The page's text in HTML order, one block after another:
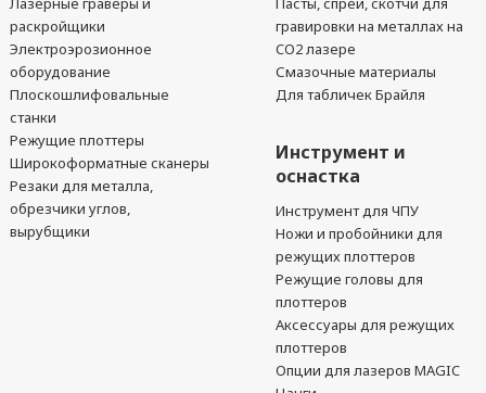
раскройщики
Электроэрозионное
оборудование
Плоскошлифовальные
станки
Режущие плоттеры
Широкоформатные сканеры
Резаки для металла,
обрезчики углов,
вырубщики
гравировки на металлах на
CO2 лазере
Смазочные материалы
Для табличек Брайля
Инструмент и
оснастка
Инструмент для ЧПУ
Ножи и пробойники для
режущих плоттеров
Режущие головы для
плоттеров
Аксессуары для режущих
плоттеров
Опции для лазеров MAGIC